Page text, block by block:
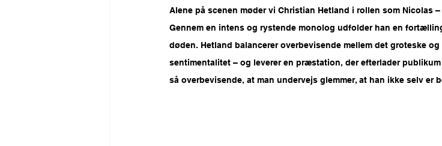
Alene på scenen møder vi Christian Hetland i rollen som Nicolas
Gennem en intens og rystende monolog udfolder han en
døden. Hetland balancerer overbevisende mellem det groteske
sentimentalitet – og leverer en præstation, der efterlader
så overbevisende, at man undervejs glemmer, at han ikke selv er